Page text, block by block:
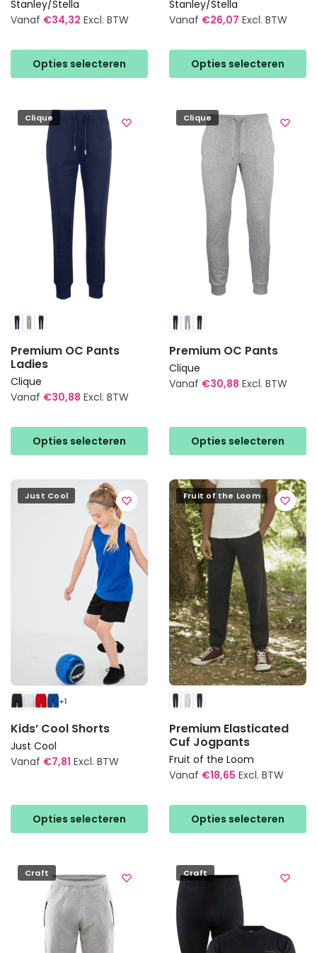
Stanley/Stella
Vanaf €34,32 Excl. BTW
Opties selecteren
product
heeft
variaties.
Deze
gekozen
worden
productpagina
Stanley/Stella
Vanaf €26,07 Excl. BTW
Opties selecteren
product
heeft
variaties.
Deze
gekozen
worden
productpagina
Clique
Premium OC Pants
Ladies
Clique
Vanaf €30,88 Excl. BTW
Opties selecteren
product
heeft
variaties.
Deze
productpagina
Clique
Premium OC Pants
Clique
Vanaf €30,88 Excl. BTW
Opties selecteren
product
heeft
meerdere
Deze
optie
kan
gekozen
worden
op
de
productpagina
Just Cool
+1
Kids’ Cool Shorts
Just Cool
Vanaf €7,81 Excl. BTW
Opties selecteren
product
heeft
meerdere
Deze
gekozen
worden
Fruit of the Loom
Premium Elasticated
Cuf Jogpants
Fruit of the Loom
Vanaf €18,65 Excl. BTW
Opties selecteren
product
heeft
variaties.
Deze
optie
kan
gekozen
Craft Craft